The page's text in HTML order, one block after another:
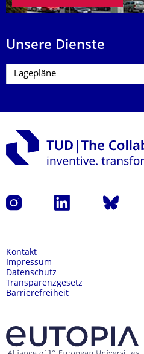
Unsere Dienste
Instagram LinkedIn Bluesky
Kontakt
Impressum
Datenschutz
Transparenzgesetz
Barrierefreiheit